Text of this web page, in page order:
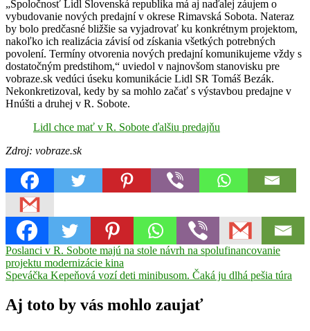
„Spoločnosť Lidl Slovenská republika má aj naďalej záujem o
vybudovanie nových predajní v okrese Rimavská Sobota. Nateraz
by bolo predčasné bližšie sa vyjadrovať ku konkrétnym projektom,
nakoľko ich realizácia závisí od získania všetkých potrebných
povolení. Termíny otvorenia nových predajní komunikujeme vždy s
dostatočným predstihom,“ uviedol v najnovšom stanovisku pre
vobraze.sk vedúci úseku komunikácie Lidl SR Tomáš Bezák.
Nekonkretizoval, kedy by sa mohlo začať s výstavbou predajne v
Hnúšti a druhej v R. Sobote.
Lidl chce mať v R. Sobote ďalšiu predajňu
Zdroj: vobraze.sk
HnúšťaLidlpredajneRimavská
Sobota
Navigácia
v
Previous
Post:
Poslanci v R. Sobote majú na stole návrh na spolufinancovanie
projektu modernizácie kina
Next
Speváčka Kepeňová vozí deti minibusom. Čaká ju dlhá pešia túra
Aj toto by vás mohlo zaujať